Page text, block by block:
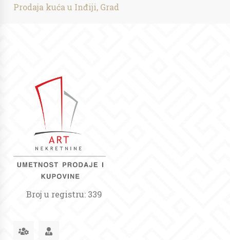
Prodaja kuća u Inđiji, Grad
Broj u registru: 339